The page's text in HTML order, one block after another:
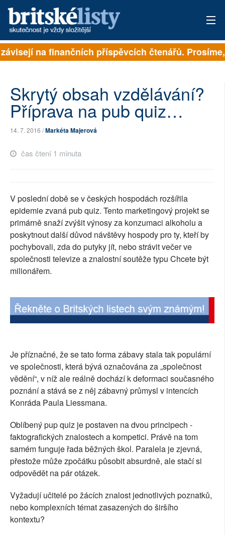
PŘIHLÁSIT
ARCHIV
ROZHOVORY
PŘÍSPĚVKY NA PROVOZ
SOCIÁLNÍ SÍTĚ
RUBRIKY
na finančních příspěvcích čtenářů. Prosíme,
Skrytý obsah vzdělávání?
Příprava na pub quiz…
14. 7. 2016 /Markéta Majerová
čas čtení 1 minuta
V poslední době se v českých hospodách rozšířila
epidemie zvaná pub quiz. Tento marketingový projekt se
primárně snaží zvýšit výnosy za konzumaci alkoholu a
poskytnout další důvod návštěvy hospody pro ty, kteří by
pochybovali, zda do putyky jít, nebo strávit večer ve
společnosti televize a znalostní soutěže typu Chcete být
milionářem.
Je příznačné, že se tato forma zábavy stala tak populární
ve společnosti, která bývá označována za „společnost
vědění“, v níž ale reálně dochází k deformaci současného
poznání a stává se z něj zábavný průmysl v intencích
Konráda Paula Liessmana.
Oblíbený pup quiz je postaven na dvou principech -
faktografických znalostech a kompetici. Právě na tom
samém funguje řada běžných škol. Paralela je zjevná,
přestože může zpočátku působit absurdně, ale stačí si
odpovědět na pár otázek.
Vyžadují učitelé po žácích znalost jednotlivých poznatků,
nebo komplexních témat zasazených do širšího
kontextu?